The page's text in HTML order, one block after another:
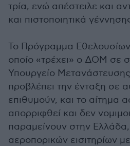
τρία, ενώ απέστειλε και
και πιστοποιητικά
Το Πρόγραμμα
οποίο «τρέχει» ο ΔΟΜ σε
Υπουργείο
προβλέπει την ένταξη σε
επιθυμούν, και το αίτημα
απορριφθεί και δεν
παραμείνουν στην
αεροπορικών εισιτηρίων